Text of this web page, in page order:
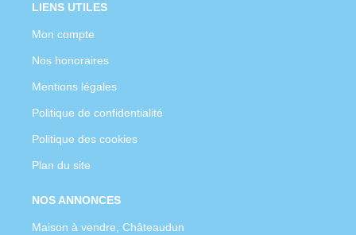
LIENS UTILES
Mon compte
Nos honoraires
Mentions légales
Politique de confidentialité
Politique des cookies
Plan du site
NOS ANNONCES
Maison à vendre, Châteaudun